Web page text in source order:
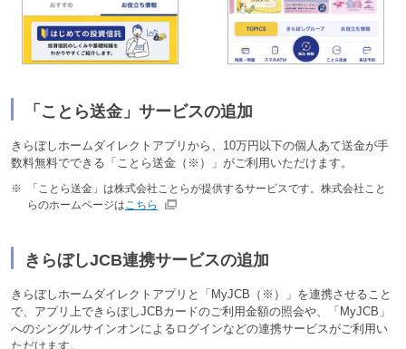
「ことら送金」サービスの追加
きらぼしホームダイレクトアプリから、10万円以下の個人あて送金が手
数料無料でできる「ことら送金（※）」がご利用いただけます。
※
「ことら送金」は株式会社ことらが提供するサービスです。株式会社こと
らのホームページはこちら
きらぼしJCB連携サービスの追加
きらぼしホームダイレクトアプリと「MyJCB（※）」を連携させること
で、アプリ上できらぼしJCBカードのご利用金額の照会や、「MyJCB」
へのシングルサインオンによるログインなどの連携サービスがご利用い
ただけます。